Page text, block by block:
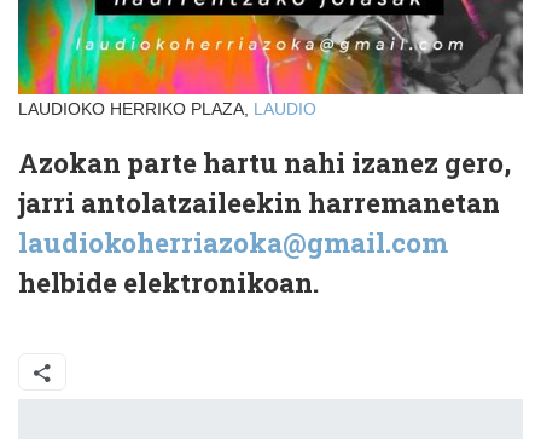
LAUDIOKO HERRIKO PLAZA, LAUDIO
Azokan parte hartu nahi izanez gero,
jarri antolatzaileekin harremanetan
laudiokoherriazoka@gmail.com
helbide elektronikoan.